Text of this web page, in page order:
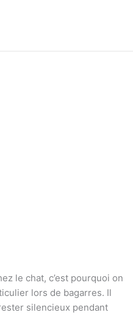
le chat, c’est pourquoi on
lors de bagarres. Il
silencieux pendant